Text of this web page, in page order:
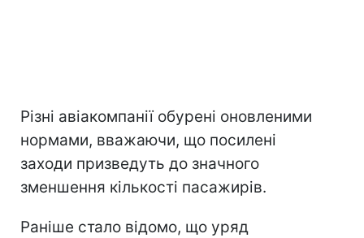
Різні авіакомпанії обурені оновленими
нормами, вважаючи, що посилені
заходи призведуть до значного
зменшення кількості пасажирів.
Раніше стало відомо, що уряд